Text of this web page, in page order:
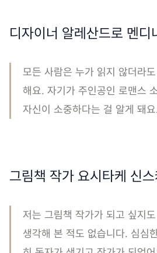
디자이너 알레산드로 멘디
모든 사람은 누가 읽지 않더라
해요. 자기가 주인공인 로맨스
자신이 소중하다는 걸 알게 돼
그림책 작가 요시타케 신스
저는 그림책 작가가 되고 싶지
생각해 본 적도 없습니다. 심심